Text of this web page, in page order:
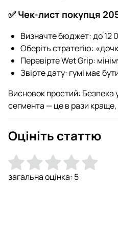
✅ Чек-лист покупця
Визначте бюджет: до 12
Оберіть стратегію:
Перевірте Wet Grip:
Звірте дату: гумі має
Висновок простий: Безпека
сегмента — це в рази
Оцініть статтю
загальна оцінка: 5